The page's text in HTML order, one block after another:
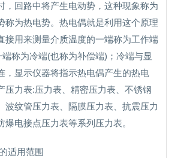
，回路中将产生电动势，这种现象称为
称为热电势。热电偶就是利用这个原理
接用来测量介质温度的一端称为工作端
称为冷端(也称为补偿端)；冷端与显
，显示仪器将指示热电偶产生的热电
压力表:压力表、精密压力表、不锈钢
波纹管压力表、隔膜压力表、抗震压力
电接点压力表等系列压力表。
适用范围